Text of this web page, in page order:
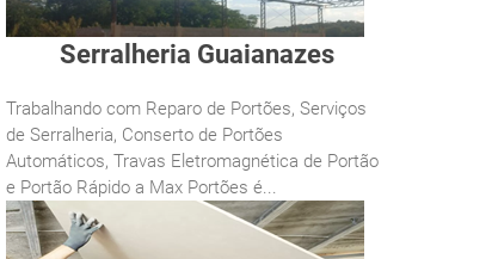
Serralheria Guaianazes
Trabalhando com Reparo de Portões, Serviços
de Serralheria, Conserto de Portões
Automáticos, Travas Eletromagnética de Portão
e Portão Rápido a Max Portões é...